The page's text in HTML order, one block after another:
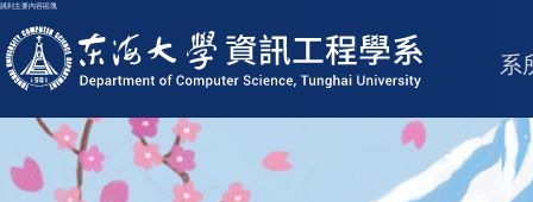
跳到主要內容區塊
東海大學logo
系